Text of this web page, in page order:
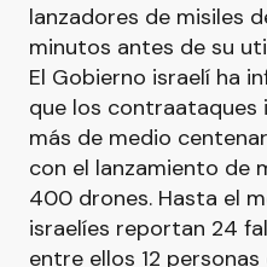
lanzadores de misiles
minutos antes de su
El Gobierno israelí ha
que los contraataques
más de medio
con el lanzamiento de
400 drones. Hasta el
israelíes reportan 24
entre ellos 12